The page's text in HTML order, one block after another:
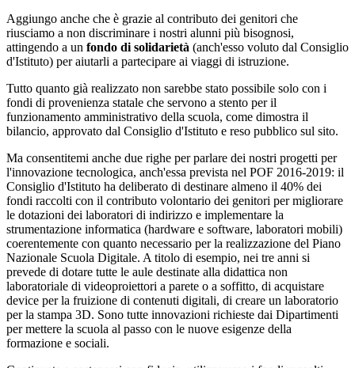
Aggiungo anche che è grazie al contributo dei genitori che
riusciamo a non discriminare i nostri alunni più bisognosi,
attingendo a un fondo di solidarietà (anch'esso voluto dal Consiglio
d'Istituto) per aiutarli a partecipare ai viaggi di istruzione.
Tutto quanto già realizzato non sarebbe stato possibile solo con i
fondi di provenienza statale che servono a stento per il
funzionamento amministrativo della scuola, come dimostra il
bilancio, approvato dal Consiglio d'Istituto e reso pubblico sul sito.
Ma consentitemi anche due righe per parlare dei nostri progetti per
l'innovazione tecnologica, anch'essa prevista nel POF 2016-2019: il
Consiglio d'Istituto ha deliberato di destinare almeno il 40% dei
fondi raccolti con il contributo volontario dei genitori per migliorare
le dotazioni dei laboratori di indirizzo e implementare la
strumentazione informatica (hardware e software, laboratori mobili)
coerentemente con quanto necessario per la realizzazione del Piano
Nazionale Scuola Digitale. A titolo di esempio, nei tre anni si
prevede di dotare tutte le aule destinate alla didattica non
laboratoriale di videoproiettori a parete o a soffitto, di acquistare
device per la fruizione di contenuti digitali, di creare un laboratorio
per la stampa 3D. Sono tutte innovazioni richieste dai Dipartimenti
per mettere la scuola al passo con le nuove esigenze della
formazione e sociali.